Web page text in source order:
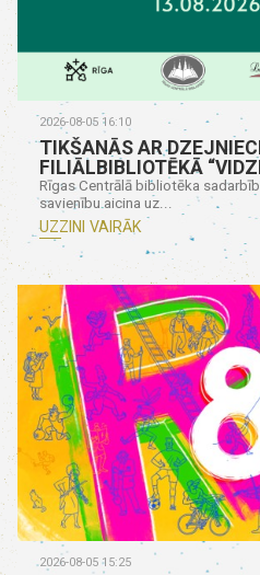
2026-08-05 16:10
TIKŠANĀS AR
FILIĀLBIBLIOTĒKĀ
Rīgas Centrālā bibliotēka
savienību aicina uz...
UZZINI VAIRĀK
2026-08-05 15:25